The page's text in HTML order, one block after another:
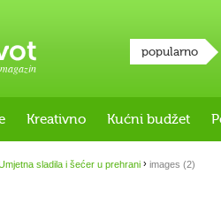
popularno
Kreativno Kućni budžet
sladila i šećer u prehrani › images (2)